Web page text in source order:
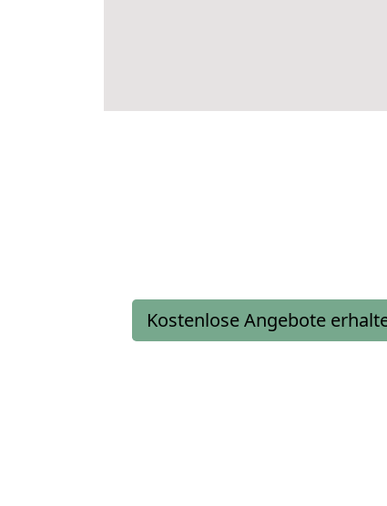
Kostenlose Angebote